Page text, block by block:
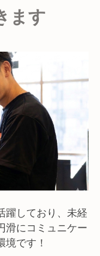
ます
躍しており、未経
滑にコミュニケー
です！